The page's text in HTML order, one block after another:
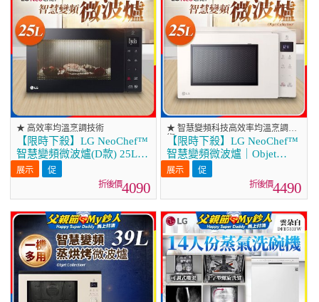
★ 高效率均溫烹調技術
【限時下殺】LG NeoChef™
智慧變頻微波爐(D款) 25L
MS2535GIS
4090
★ 智慧變頻科技高效率均溫烹調技
術【限時下殺】LG NeoChef™
智慧變頻微波爐｜Objet
Collection® 25公升
MS2535GIK
4490